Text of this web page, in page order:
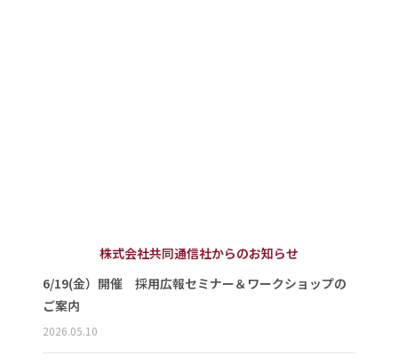
株式会社共同通信社からのお知らせ
6/19(金）開催 採用広報セミナー＆ワークショップの
ご案内
2026.05.10